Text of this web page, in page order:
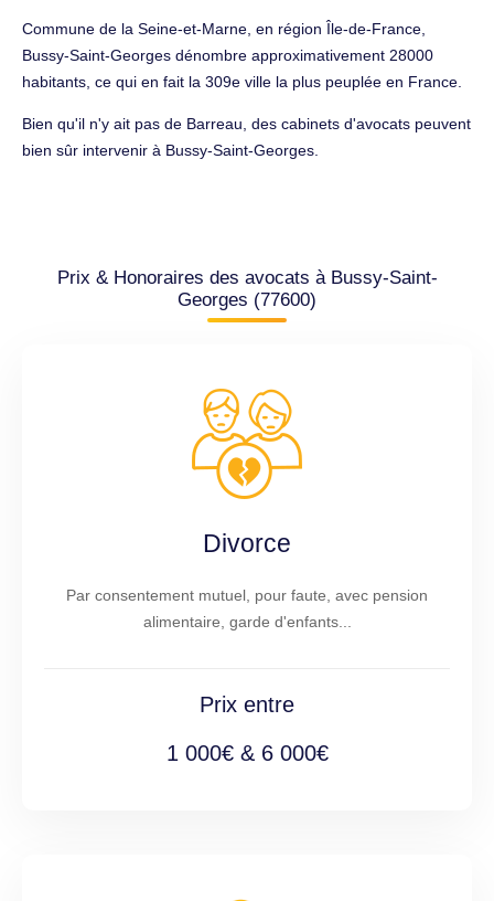
Commune de la Seine-et-Marne, en région Île-de-France,
Bussy-Saint-Georges dénombre approximativement 28000
habitants, ce qui en fait la 309e ville la plus peuplée en France.
Bien qu'il n'y ait pas de Barreau, des cabinets d'avocats peuvent
bien sûr intervenir à Bussy-Saint-Georges.
Prix & Honoraires des avocats à Bussy-Saint-
Georges (77600)
Divorce
Par consentement mutuel, pour faute, avec pension
alimentaire, garde d'enfants...
Prix entre
1 000€ & 6 000€